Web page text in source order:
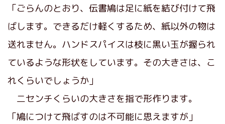
「ごらんのとおり、伝書鳩は足に紙を結び付けて飛
ばします。できるだけ軽くするため、紙以外の物は
送れません。ハンドスパイスは枝に黒い玉が握られ
ているような形状をしています。その大きさは、こ
れくらいでしょうか」
二センチくらいの大きさを指で形作ります。
「鳩につけて飛ばすのは不可能に思えますが」